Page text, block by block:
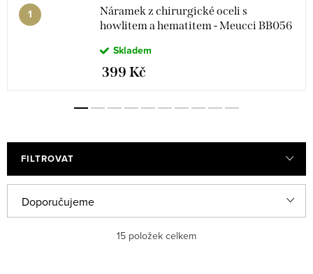
Náramek z chirurgické oceli s
howlitem a hematitem - Meucci BB056
Skladem
399 Kč
FILTROVAT
ý
a
Doporučujeme
15 položek celkem